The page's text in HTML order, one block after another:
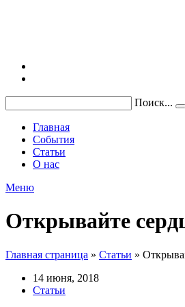
Поиск...
Главная
События
Статьи
О нас
Меню
Открывайте
Главная страница » Статьи »
14 июня, 2018
Статьи